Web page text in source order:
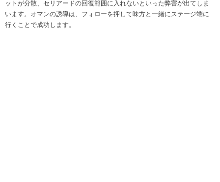
ットが分散、セリアードの回復範囲に入れないといった弊害が出てしま
います。オマンの誘導は、フォローを押して味方と一緒にステージ端に
行くことで成功します。